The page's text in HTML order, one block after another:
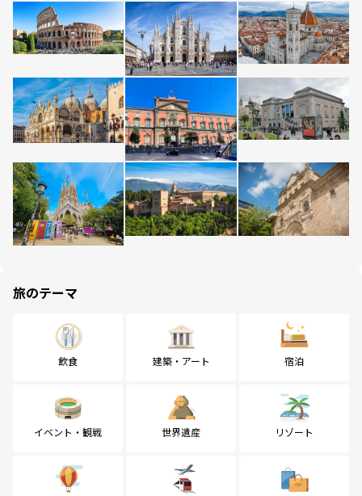
旅のテーマ
飲食 建築・アート 宿泊
イベント・観戦 世界遺産 リゾート